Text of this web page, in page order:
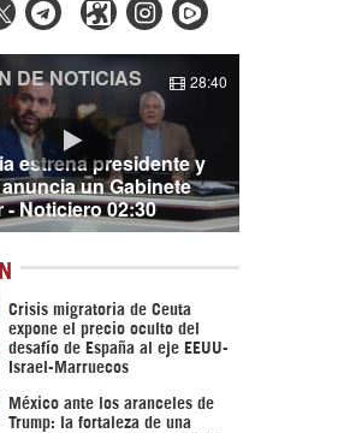
 
estrena presidente y
un Gabinete
Noticiero 02:30
DE NOTICIAS 28:40
Crisis migratoria de Ceuta
expone el precio oculto del
desafío de España al eje EEUU-
Israel-Marruecos
México ante los aranceles de
Trump: la fortaleza de una